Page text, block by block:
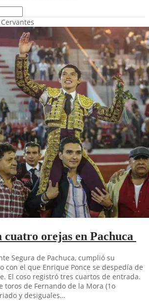
cuatro orejas en Pachuca
Segura de Pachuca, cumplió su
con el que Enrique Ponce se despedía de
El coso registró tres cuartos de entrada.
toros de Fernando de la Mora (1o
y desiguales…